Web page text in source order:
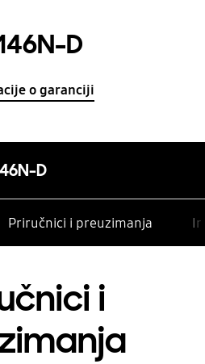
D
o garanciji
D
Priručnici i preuzimanja
i